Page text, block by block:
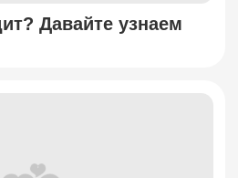
Давайте узнаем